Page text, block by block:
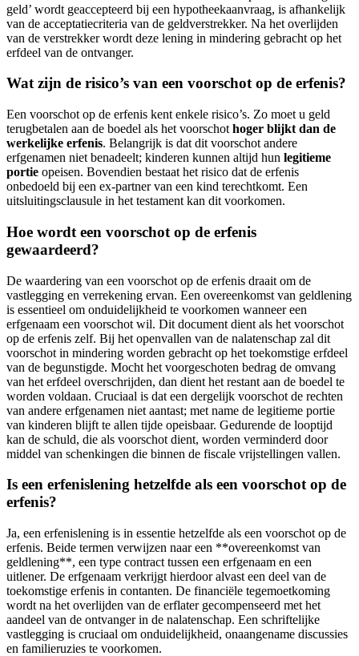
geld’ wordt geaccepteerd bij een hypotheekaanvraag, is afhankelijk
van de acceptatiecriteria van de geldverstrekker. Na het overlijden
van de verstrekker wordt deze lening in mindering gebracht op het
erfdeel van de ontvanger.
Wat zijn de risico’s van een voorschot op de erfenis?
Een voorschot op de erfenis kent enkele risico’s. Zo moet u geld
terugbetalen aan de boedel als het voorschot hoger blijkt dan de
werkelijke erfenis. Belangrijk is dat dit voorschot andere
erfgenamen niet benadeelt; kinderen kunnen altijd hun legitieme
portie opeisen. Bovendien bestaat het risico dat de erfenis
onbedoeld bij een ex-partner van een kind terechtkomt. Een
uitsluitingsclausule in het testament kan dit voorkomen.
Hoe wordt een voorschot op de erfenis
gewaardeerd?
De waardering van een voorschot op de erfenis draait om de
vastlegging en verrekening ervan. Een overeenkomst van geldlening
is essentieel om onduidelijkheid te voorkomen wanneer een
erfgenaam een voorschot wil. Dit document dient als het voorschot
op de erfenis zelf. Bij het openvallen van de nalatenschap zal dit
voorschot in mindering worden gebracht op het toekomstige erfdeel
van de begunstigde. Mocht het voorgeschoten bedrag de omvang
van het erfdeel overschrijden, dan dient het restant aan de boedel te
worden voldaan. Cruciaal is dat een dergelijk voorschot de rechten
van andere erfgenamen niet aantast; met name de legitieme portie
van kinderen blijft te allen tijde opeisbaar. Gedurende de looptijd
kan de schuld, die als voorschot dient, worden verminderd door
middel van schenkingen die binnen de fiscale vrijstellingen vallen.
Is een erfenislening hetzelfde als een voorschot op de
erfenis?
Ja, een erfenislening is in essentie hetzelfde als een voorschot op de
erfenis. Beide termen verwijzen naar een **overeenkomst van
geldlening**, een type contract tussen een erfgenaam en een
uitlener. De erfgenaam verkrijgt hierdoor alvast een deel van de
toekomstige erfenis in contanten. De financiële tegemoetkoming
wordt na het overlijden van de erflater gecompenseerd met het
aandeel van de ontvanger in de nalatenschap. Een schriftelijke
vastlegging is cruciaal om onduidelijkheid, onaangename discussies
en familieruzies te voorkomen.